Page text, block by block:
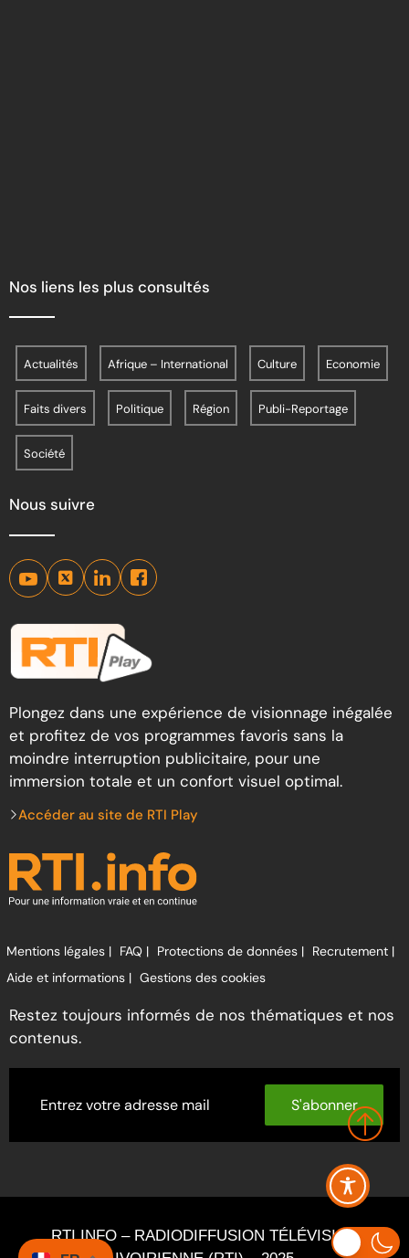
Nos liens les plus consultés
Actualités Afrique – International Culture Economie
Faits divers Politique Région Publi-Reportage
Société
Nous suivre
Plongez dans une expérience de visionnage inégalée
et profitez de vos programmes favoris sans la
moindre interruption publicitaire, pour une
immersion totale et un confort visuel optimal.
Accéder au site de RTI Play
Mentions légales | FAQ | Protections de données | Recrutement |
Aide et informations | Gestions des cookies
Restez toujours informés de nos thématiques et nos
contenus.
S'abonner
RTI INFO – RADIODIFFUSION TÉLÉVISION